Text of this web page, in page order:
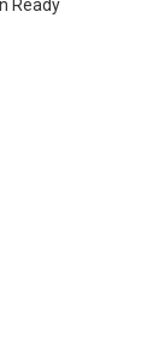
Ready